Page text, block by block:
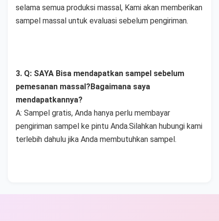
selama semua produksi massal, Kami akan memberikan
sampel massal untuk evaluasi sebelum pengiriman.
3. Q: SAYA Bisa mendapatkan sampel sebelum
pemesanan massal?Bagaimana saya
mendapatkannya?
A: Sampel gratis, Anda hanya perlu membayar
pengiriman sampel ke pintu Anda.Silahkan hubungi kami
terlebih dahulu jika Anda membutuhkan sampel.